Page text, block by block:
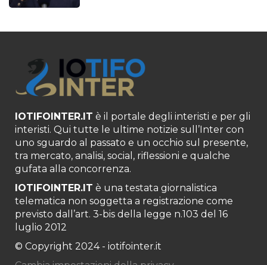
IOTIFOINTER.IT è il portale degli interisti e per gli
interisti. Qui tutte le ultime notizie sull’Inter con
uno sguardo al passato e un occhio sul presente,
tra mercato, analisi, social, riflessioni e qualche
gufata alla concorrenza.
IOTIFOINTER.IT è una testata giornalistica
telematica non soggetta a registrazione come
previsto dall’art. 3-bis della legge n.103 del 16
luglio 2012
© Copyright 2024 - iotifointer.it